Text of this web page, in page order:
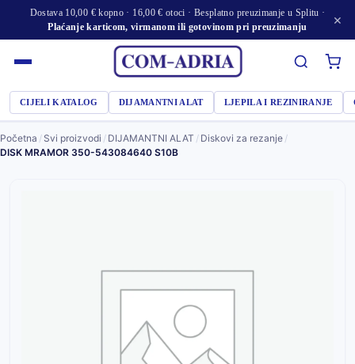
Dostava 10,00 € kopno · 16,00 € otoci · Besplatno preuzimanje u Splitu ·
Plaćanje karticom, virmanom ili gotovinom pri preuzimanju
×
CIJELI KATALOG DIJAMANTNI ALAT LJEPILA I REZINIRANJE
Početna / Svi proizvodi / DIJAMANTNI ALAT / Diskovi za rezanje /
DISK MRAMOR 350-543084640 S10B